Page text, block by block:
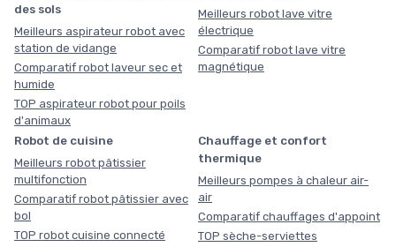
des sols
Meilleurs aspirateur robot avec
station de vidange
Comparatif robot laveur sec et
humide
TOP aspirateur robot pour poils
d'animaux
Meilleurs robot lave vitre
électrique
Comparatif robot lave vitre
magnétique
Robot de cuisine
Meilleurs robot pâtissier
multifonction
Comparatif robot pâtissier avec
bol
TOP robot cuisine connecté
Chauffage et confort
thermique
Meilleurs pompes à chaleur air-
air
Comparatif chauffages d'appoint
TOP sèche-serviettes